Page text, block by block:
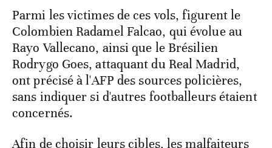
Parmi les victimes de ces vols, figurent le
Colombien Radamel Falcao, qui évolue au
Rayo Vallecano, ainsi que le Brésilien
Rodrygo Goes, attaquant du Real Madrid,
ont précisé à l'AFP des sources policières,
sans indiquer si d'autres footballeurs étaient
concernés.
Afin de choisir leurs cibles, les malfaiteurs